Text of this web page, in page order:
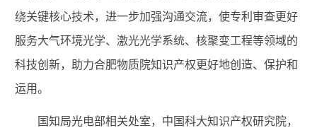
绕关键核心技术，进一步加强沟通交流，使专利审查更好
服务大气环境光学、激光光学系统、核聚变工程等领域的
科技创新，助力合肥物质院知识产权更好地创造、保护和
运用。
国知局光电部相关处室，中国科大知识产权研究院，